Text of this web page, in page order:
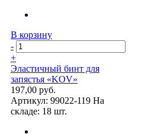
В корзину
-
+
Эластичный бинт для
запястья «KOV»
197,00 руб.
Артикул: 99022-119 На
складе: 18 шт.